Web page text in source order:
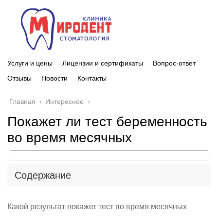
Услуги и цены Лицензии и сертификаты
Вопрос-ответ
Отзывы
Новости Контакты
Главная › Интересное ›
Покажет ли тест беременность
во время месячных
Содержание
Какой результат покажет тест во время месячных